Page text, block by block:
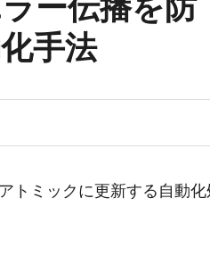
ー伝播を防
手法
トミックに更新する自動化